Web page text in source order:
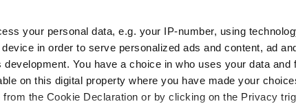
your personal data, e.g. your IP-number, using
in order to serve personalized ads and content, ad
You have a choice in who uses your data and
on this digital property where you have made your
the Cookie Declaration or by clicking on the Privacy
La publicité était un peu comme un pavage fini.
🤪 Encore un très bel endroit avec vue sur le
paysage de Groningue. avec des cerfs le matin
Sana et Wellness étaient de premier ordre
Traduit par GoogleAfficher l'original